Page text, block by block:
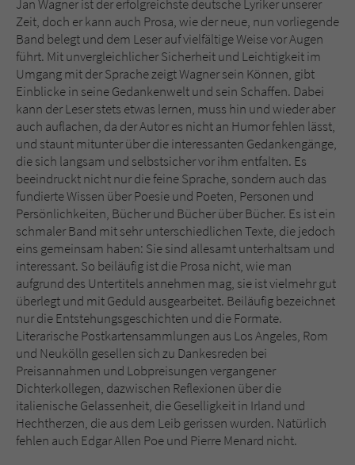
Jan Wagner ist der erfolgreichste deutsche Lyriker unserer
Zeit, doch er kann auch Prosa, wie der neue, nun vorliegende
Band belegt und dem Leser auf vielfältige Weise vor Augen
führt. Mit unvergleichlicher Sicherheit und Leichtigkeit im
Umgang mit der Sprache zeigt Wagner sein Können, gibt
Einblicke in seine Gedankenwelt und sein Schaffen. Dabei
kann der Leser stets etwas lernen, muss hin und wieder aber
auch auflachen, da der Autor es nicht an Humor fehlen lässt,
und staunt mitunter über die interessanten Gedankengänge,
die sich langsam und selbstsicher vor ihm entfalten. Es
beeindruckt nicht nur die feine Sprache, sondern auch das
fundierte Wissen über Poesie und Poeten, Personen und
Persönlichkeiten, Bücher und Bücher über Bücher. Es ist ein
schmaler Band mit sehr unterschiedlichen Texte, die jedoch
eins gemeinsam haben: Sie sind allesamt unterhaltsam und
interessant. So beiläufig ist die Prosa nicht, wie man
aufgrund des Untertitels annehmen mag, sie ist vielmehr gut
überlegt und mit Geduld ausgearbeitet. Beiläufig bezeichnet
nur die Entstehungsgeschichten und die Formate.
Literarische Postkartensammlungen aus Los Angeles, Rom
und Neukölln gesellen sich zu Dankesreden bei
Preisannahmen und Lobpreisungen vergangener
Dichterkollegen, dazwischen Reflexionen über die
italienische Gelassenheit, die Geselligkeit in Irland und
Hechtherzen, die aus dem Leib gerissen wurden. Natürlich
fehlen auch Edgar Allen Poe und Pierre Menard nicht.
Sicherheitscode des Kontaktformulars zu
überprüfen.